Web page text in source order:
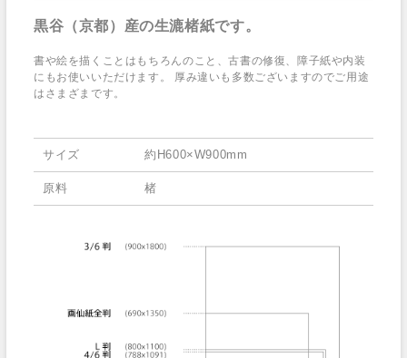
黒谷（京都）産の生漉楮紙です。
書や絵を描くことはもちろんのこと、古書の修復、障子紙や内装
にもお使いいただけます。 厚み違いも多数ございますのでご用途
はさまざまです。
サイズ 約H600×W900mm
原料 楮